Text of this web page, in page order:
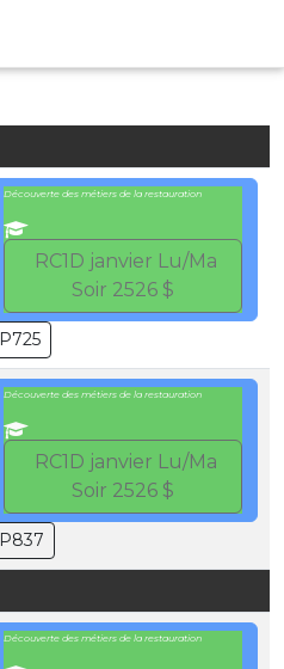
Découverte des métiers de la restauration
RC1D janvier Lu/Ma
Soir 2526 $
P725
Découverte des métiers de la restauration
RC1D janvier Lu/Ma
Soir 2526 $
P837
Découverte des métiers de la restauration